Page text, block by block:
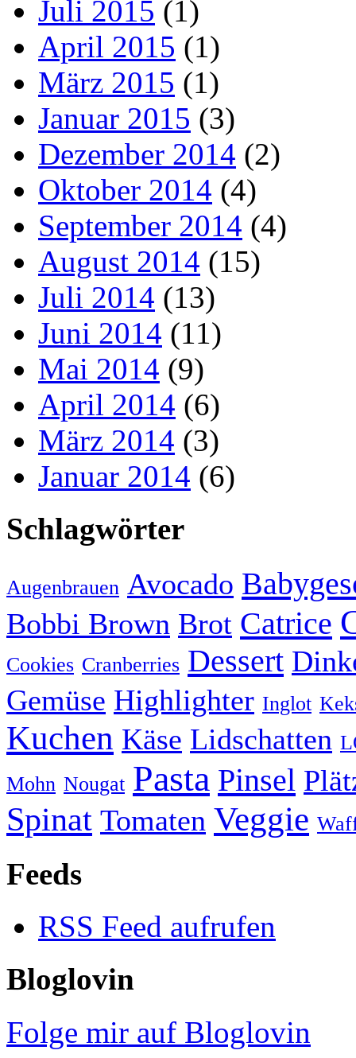
Juli 2015 (1)
April 2015 (1)
März 2015 (1)
Januar 2015 (3)
Dezember 2014 (2)
Oktober 2014 (4)
September 2014 (4)
August 2014 (15)
Juli 2014 (13)
Juni 2014 (11)
Mai 2014 (9)
April 2014 (6)
März 2014 (3)
Januar 2014 (6)
Schlagwörter
Augenbrauen Avocado
Bobbi Brown Brot Catrice
Cookies Cranberries Dessert
Gemüse Highlighter Inglot
Kuchen Käse Lidschatten
Mohn Nougat Pasta Pinsel
Spinat Tomaten Veggie
Feeds
RSS Feed aufrufen
Bloglovin
Folge mir auf Bloglovin